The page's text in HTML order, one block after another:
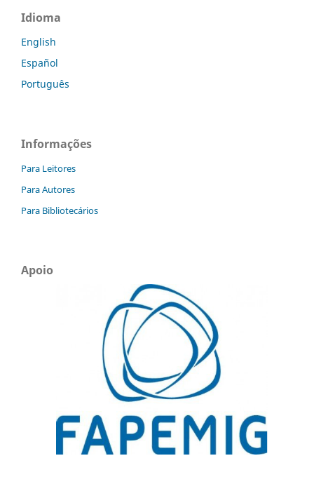
Idioma
English
Español
Português
Informações
Para Leitores
Para Autores
Para Bibliotecários
Apoio